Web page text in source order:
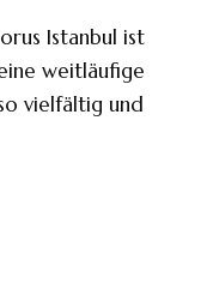
Istanbul ist
weitläufige
vielfältig und